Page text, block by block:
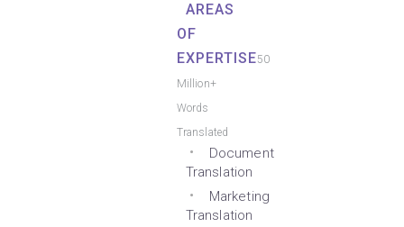
AREAS
OF
EXPERTISE50
Million+
Words
Translated
Document
Translation
Marketing
Translation